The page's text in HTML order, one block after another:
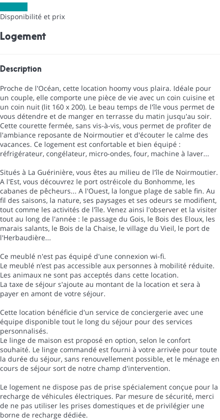
Disponibilité et prix
Logement
Description
Proche de l'Océan, cette location hoomy vous plaira. Idéale pour
un couple, elle comporte une pièce de vie avec un coin cuisine et
un coin nuit (lit 160 x 200). Le beau temps de l'île vous permet de
vous détendre et de manger en terrasse du matin jusqu'au soir.
Cette courette fermée, sans vis-à-vis, vous permet de profiter de
l'ambiance reposante de Noirmoutier et d'écouter le calme des
vacances. Ce logement est confortable et bien équipé :
réfrigérateur, congélateur, micro-ondes, four, machine à laver...
Situés à La Guérinière, vous êtes au milieu de l'île de Noirmoutier.
A l'Est, vous découvrez le port ostréicole du Bonhomme, les
cabanes de pêcheurs... A l'Ouest, la longue plage de sable fin. Au
fil des saisons, la nature, ses paysages et ses odeurs se modifient,
tout comme les activités de l'île. Venez ainsi l'observer et la visiter
tout au long de l'année : le passage du Gois, le Bois des Eloux, les
marais salants, le Bois de la Chaise, le village du Vieil, le port de
l'Herbaudière...
Ce meublé n'est pas équipé d'une connexion wi-fi.
Le meublé n’est pas accessible aux personnes à mobilité réduite.
Les animaux ne sont pas acceptés dans cette location.
La taxe de séjour s'ajoute au montant de la location et sera à
payer en amont de votre séjour.
Cette location bénéficie d'un service de conciergerie avec une
équipe disponible tout le long du séjour pour des services
personnalisés.
Le linge de maison est proposé en option, selon le confort
souhaité. Le linge commandé est fourni à votre arrivée pour toute
la durée du séjour, sans renouvellement possible, et le ménage en
cours de séjour sort de notre champ d'intervention.
Le logement ne dispose pas de prise spécialement conçue pour la
recharge de véhicules électriques. Par mesure de sécurité, merci
de ne pas utiliser les prises domestiques et de privilégier une
borne de recharge dédiée.